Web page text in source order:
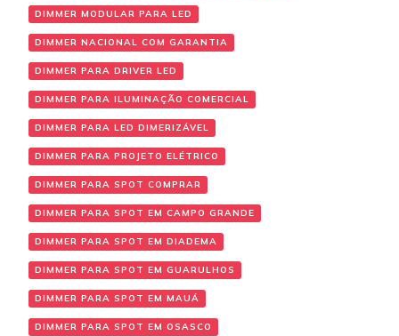
DIMMER MODULAR PARA LED
DIMMER NACIONAL COM GARANTIA
DIMMER PARA DRIVER LED
DIMMER PARA ILUMINAÇÃO COMERCIAL
DIMMER PARA LED DIMERIZÁVEL
DIMMER PARA PROJETO ELÉTRICO
DIMMER PARA SPOT COMPRAR
DIMMER PARA SPOT EM CAMPO GRANDE
DIMMER PARA SPOT EM DIADEMA
DIMMER PARA SPOT EM GUARULHOS
DIMMER PARA SPOT EM MAUÁ
DIMMER PARA SPOT EM OSASCO